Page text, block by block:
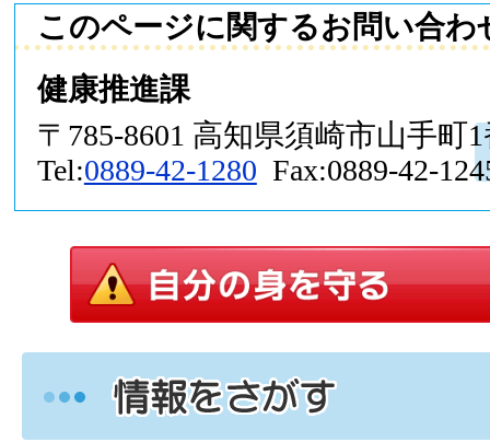
このページに関するお問い合わ
健康推進課
〒785-8601 高知県須崎市山手町
Tel:0889-42-1280 Fax:0889-42-